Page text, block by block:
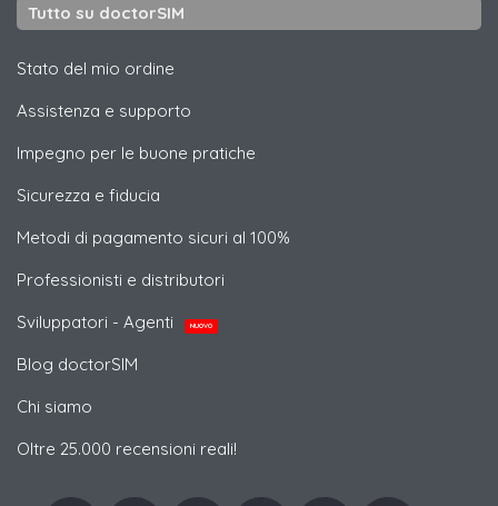
Tutto su doctorSIM
Stato del mio ordine
Assistenza e supporto
Impegno per le buone pratiche
Sicurezza e fiducia
Metodi di pagamento sicuri al 100%
Professionisti e distributori
Sviluppatori - Agenti
NUOVO
Blog doctorSIM
Chi siamo
Oltre 25.000 recensioni reali!